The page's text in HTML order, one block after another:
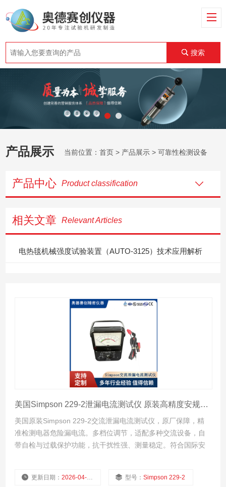
搜索
产品展示 当前位置：首页 > 产品展示 > 可靠性检测设备
产品中心 Product classification
相关文章 Relevant Articles
电热毯机械强度试验装置（AUTO-3125）技术应用解析
美国Simpson 229-2泄漏电流测试仪 原装高精度安规绝缘检测仪器
美国原装Simpson 229-2交流泄漏电流测试仪，原厂保障，精
准检测电器危险漏电流。多档位调节，适配多种交流设备，自
带自检与过载保护功能，抗干扰性强、测量稳定。符合国际安
更新日期：2026-04-24 型号：Simpson 229-2